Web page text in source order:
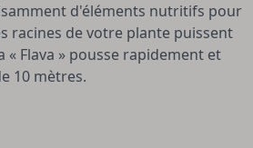
d'éléments nutritifs pour
racines de votre plante puissent
« Flava » pousse rapidement et
10 mètres.